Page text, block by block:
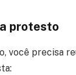
protesto
você precisa